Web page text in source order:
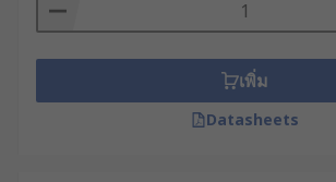
คือส่วนที่เคลือบซิลิโคน (Silicone-
ให้สติ๊กเกอร์ลอกออกได้ง่าย และทำ
ตัวนำพาสติ๊กเกอร์เข้าสู่เครื่องพิมพ์
สติ๊กเกอร์ Label ม้วน ออกแบบมาเพื่อการใ
เพิ่ม
Datasheets